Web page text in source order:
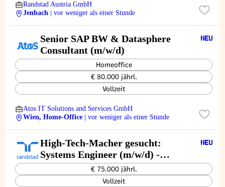
Randstad Austria GmbH
Jenbach
| vor weniger als einer Stunde
Senior SAP BW & Datasphere
Consultant (m/w/d)
Homeoffice
€ 80.000 jährl.
Vollzeit
Atos IT Solutions and Services GmbH
Wien, Home-Office
| vor weniger als einer Stunde
High-Tech-Macher gesucht:
Systems Engineer (m/w/d) -
Gestalte die Energiewende!
€ 75.000 jährl.
Vollzeit